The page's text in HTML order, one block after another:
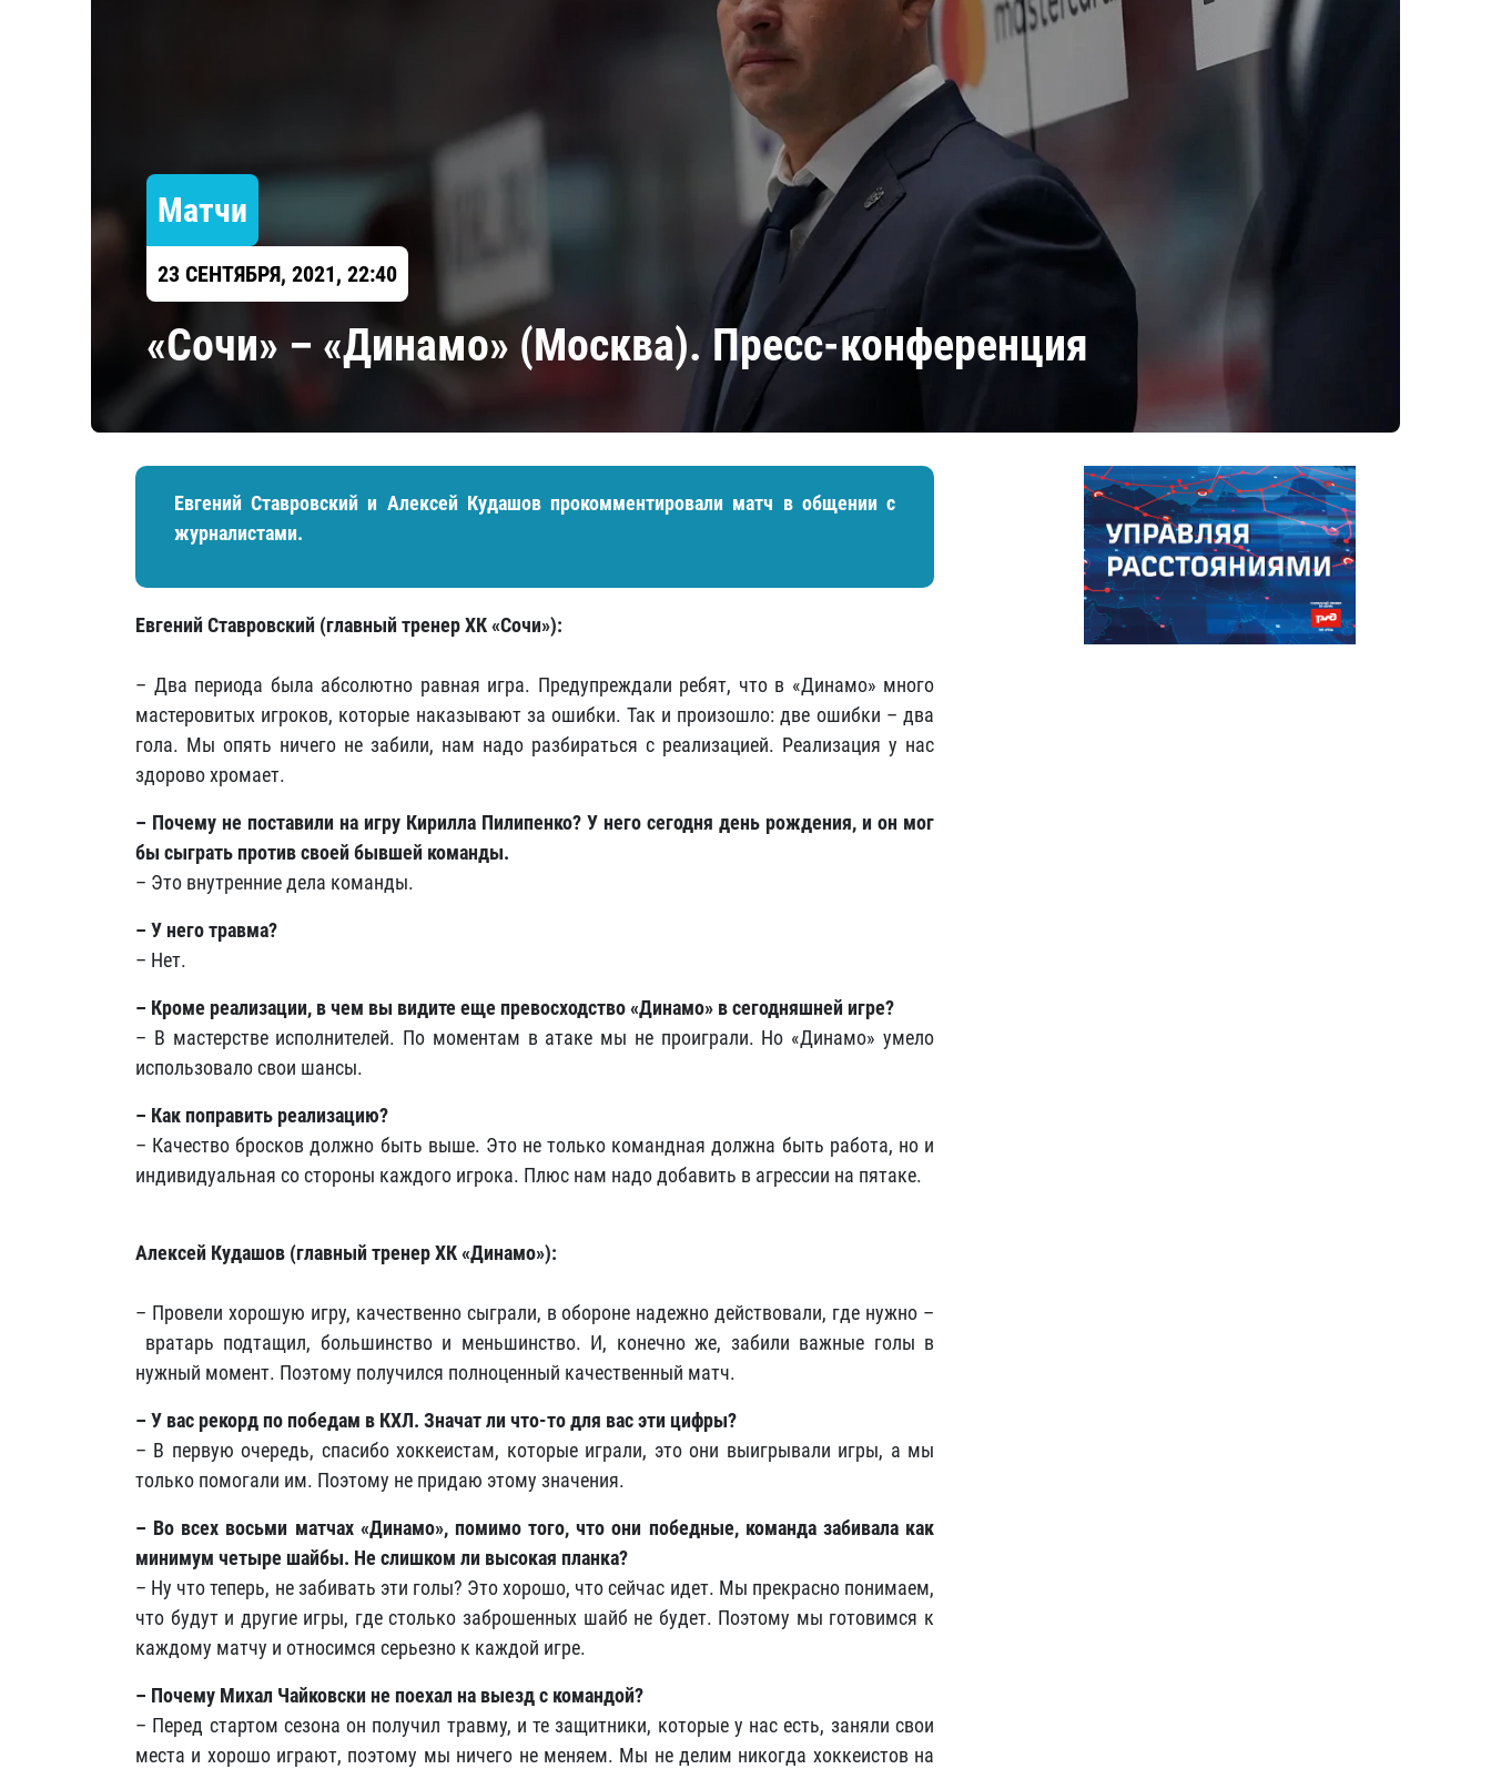
Матчи
23 СЕНТЯБРЯ, 2021, 22:40
«Сочи» – «Динамо» (Москва). Пресс-конференция
Евгений Ставровский и Алексей Кудашов прокомментировали матч в общении с
журналистами.
Евгений Ставровский (главный тренер ХК «Сочи»):
– Два периода была абсолютно равная игра. Предупреждали ребят, что в «Динамо» много
мастеровитых игроков, которые наказывают за ошибки. Так и произошло: две ошибки – два
гола. Мы опять ничего не забили, нам надо разбираться с реализацией. Реализация у нас
здорово хромает.
– Почему не поставили на игру Кирилла Пилипенко? У него сегодня день рождения, и он мог
бы сыграть против своей бывшей команды.
– Это внутренние дела команды.
– У него травма?
– Нет.
– Кроме реализации, в чем вы видите еще превосходство «Динамо» в сегодняшней игре?
– В мастерстве исполнителей. По моментам в атаке мы не проиграли. Но «Динамо» умело
использовало свои шансы.
– Как поправить реализацию?
– Качество бросков должно быть выше. Это не только командная должна быть работа, но и
индивидуальная со стороны каждого игрока. Плюс нам надо добавить в агрессии на пятаке.
Алексей Кудашов (главный тренер ХК «Динамо»):
– Провели хорошую игру, качественно сыграли, в обороне надежно действовали, где нужно –
вратарь подтащил, большинство и меньшинство. И, конечно же, забили важные голы в
нужный момент. Поэтому получился полноценный качественный матч.
– У вас рекорд по победам в КХЛ. Значат ли что-то для вас эти цифры?
– В первую очередь, спасибо хоккеистам, которые играли, это они выигрывали игры, а мы
только помогали им. Поэтому не придаю этому значения.
– Во всех восьми матчах «Динамо», помимо того, что они победные, команда забивала как
минимум четыре шайбы. Не слишком ли высокая планка?
– Ну что теперь, не забивать эти голы? Это хорошо, что сейчас идет. Мы прекрасно понимаем,
что будут и другие игры, где столько заброшенных шайб не будет. Поэтому мы готовимся к
каждому матчу и относимся серьезно к каждой игре.
– Почему Михал Чайковски не поехал на выезд с командой?
– Перед стартом сезона он получил травму, и те защитники, которые у нас есть, заняли свои
места и хорошо играют, поэтому мы ничего не меняем. Мы не делим никогда хоккеистов на